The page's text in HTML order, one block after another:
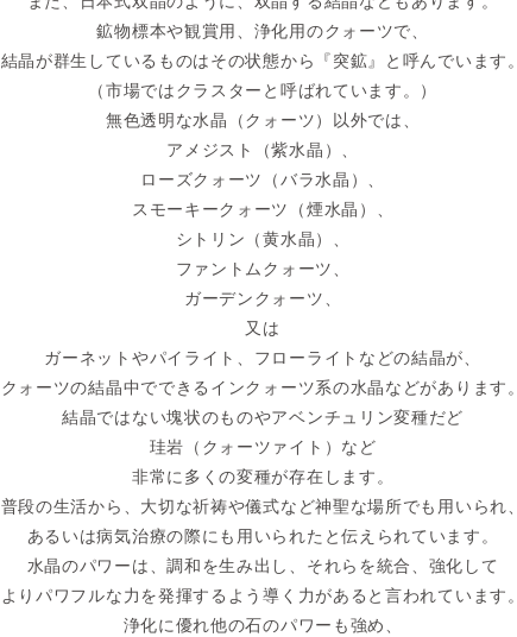
鉱物標本や観賞用、浄化用のクォーツで、
結晶が群生しているものはその状態から『突鉱』と呼んでいます。
（市場ではクラスターと呼ばれています。）
無色透明な水晶（クォーツ）以外では、
アメジスト（紫水晶）、
ローズクォーツ（バラ水晶）、
スモーキークォーツ（煙水晶）、
シトリン（黄水晶）、
ファントムクォーツ、
ガーデンクォーツ、
又は
ガーネットやパイライト、フローライトなどの結晶が、
クォーツの結晶中でできるインクォーツ系の水晶などがあります。
結晶ではない塊状のものやアベンチュリン変種だど
珪岩（クォーツァイト）など
非常に多くの変種が存在します。
普段の生活から、大切な祈祷や儀式など神聖な場所でも用いられ、
あるいは病気治療の際にも用いられたと伝えられています。
水晶のパワーは、調和を生み出し、それらを統合、強化して
よりパワフルな力を発揮するよう導く力があると言われています。
浄化に優れ他の石のパワーも強め、